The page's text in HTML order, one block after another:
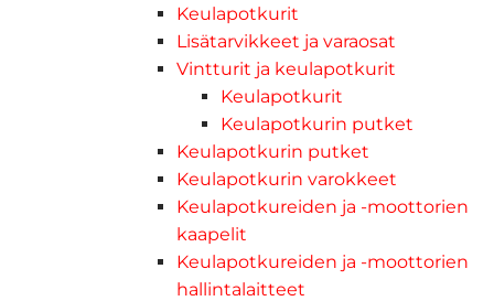
Keulapotkurit
Lisätarvikkeet ja varaosat
Vintturit ja keulapotkurit
Keulapotkurit
Keulapotkurin putket
Keulapotkurin putket
Keulapotkurin varokkeet
Keulapotkureiden ja -moottorien
kaapelit
Keulapotkureiden ja -moottorien
hallintalaitteet